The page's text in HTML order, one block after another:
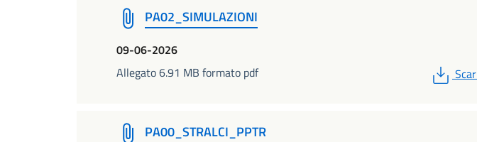
PA02_SIMULAZIONI
09-06-2026
Allegato 6.91 MB formato pdf
PDF
PA00_STRALCI_PPTR